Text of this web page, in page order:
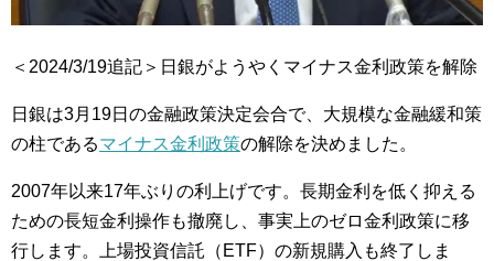
＜2024/3/19追記＞日銀がようやくマイナス金利政策を解除
日銀は3月19日の金融政策決定会合で、大規模な金融緩和策
の柱であるマイナス金利政策の解除を決めました。
2007年以来17年ぶりの利上げです。長期金利を低く抑える
ための長短金利操作も撤廃し、事実上のゼロ金利政策に移
行します。上場投資信託（ETF）の新規購入も終了しま